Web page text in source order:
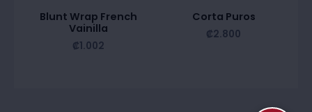
Blunt Wrap French
Vainilla
₡1.002
Corta Puros
₡2.800